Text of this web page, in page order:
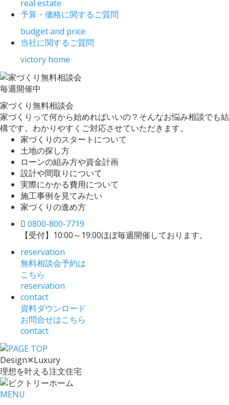
real estate
予算・価格に関するご質問
budget and price
当社に関するご質問
victory home
毎週開催中
家づくり無料相談会
家づくりって何から始めればいいの？そんなお悩み相談でも結
構です。わかりやすくご対応させていただきます。
家づくりのスタートについて
土地の探し方
ローンの組み方や資金計画
設計や間取りについて
実際にかかる費用について
施工事例を見てみたい
家づくりの進め方
0800-800-7719
【受付】10:00～19:00ほぼ毎週開催しております。
reservation
無料相談会予約は
こちら
reservation
contact
資料ダウンロード
お問合せはこちら
contact
Design✕Luxury
理想を叶える注文住宅
MENU